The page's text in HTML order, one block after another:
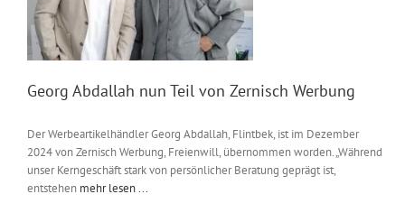
Georg Abdallah nun Teil von Zernisch Werbung
Der Werbeartikelhändler Georg Abdallah, Flintbek, ist im Dezember
2024 von Zernisch Werbung, Freienwill, übernommen worden. „Während
unser Kerngeschäft stark von persönlicher Beratung geprägt ist,
entstehen mehr lesen ...